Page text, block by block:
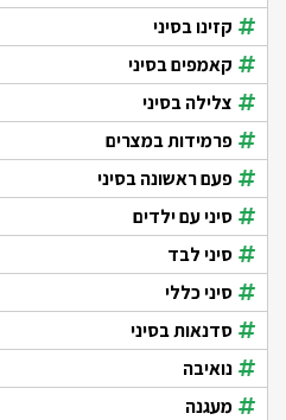
קזינו בסיני
קאמפים בסיני
צלילה בסיני
פרמידות במצרים
פעם ראשונה בסיני
סיני עם ילדים
סיני לבד
סיני כללי
סדנאות בסיני
נואיבה
מעגנה